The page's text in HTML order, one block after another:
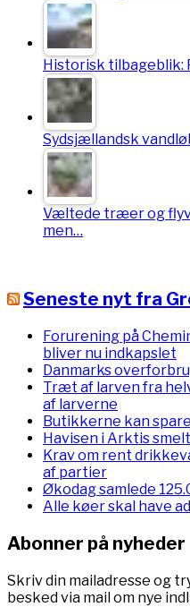
Historisk tilbageblik:
Sydsjællandsk
Væltede træer og
men…
Seneste nyt fra
Forurening på
bliver nu indkapslet
Danmarks
Træt af larven fra
af larverne
Butikkerne kan
Havisen i Arktis
Krav om rent
af partier
Økodag samlede
Alle køer skal have
Abonner på nyheder
Skriv din mailadresse og
besked via mail om nye